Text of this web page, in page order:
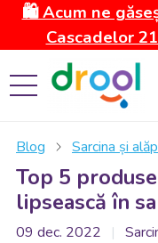
🛍️ Acum ne
Cascadelor
Blog Sarcina și
Top 5
lipsească în
09 dec. 2022